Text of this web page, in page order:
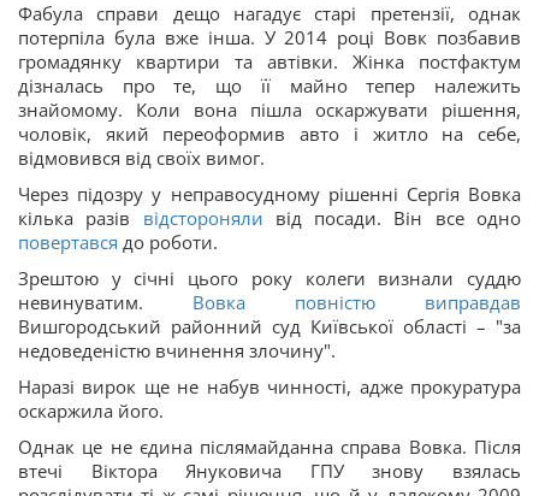
Фабула справи дещо нагадує старі претензії, однак
потерпіла була вже інша. У 2014 році Вовк позбавив
громадянку квартири та автівки. Жінка постфактум
дізналась про те, що її майно тепер належить
знайомому. Коли вона пішла оскаржувати рішення,
чоловік, який переоформив авто і житло на себе,
відмовився від своїх вимог.
Через підозру у неправосудному рішенні Сергія Вовка
кілька разів відстороняли від посади. Він все одно
повертався до роботи.
Зрештою у січні цього року колеги визнали суддю
невинуватим. Вовка повністю виправдав
Вишгородський районний суд Київської області – "за
недоведеністю вчинення злочину".
Наразі вирок ще не набув чинності, адже прокуратура
оскаржила його.
Однак це не єдина післямайданна справа Вовка. Після
втечі Віктора Януковича ГПУ знову взялась